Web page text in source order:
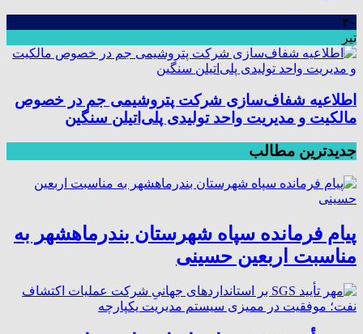
۳۰
تیر
اطلاعیه شفاف‌سازی شرکت پتروشیمی جم در خصوص
مالکیت و مدیریت واحد تولیدی پلی‌اتیلن سنگین
جدیدترین مطالب
پیام فرمانده سپاه شهرستان بندرماهشهر به
مناسبت اربعین حسینی